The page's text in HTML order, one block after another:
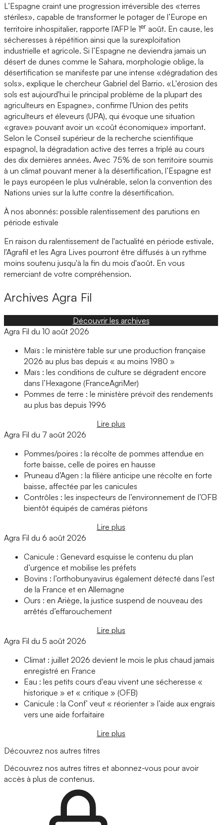
L’Espagne craint une progression irréversible des «terres
stériles», capable de transformer le potager de l’Europe en
territoire inhospitalier, rapporte l’AFP le 1er août. En cause, les
sécheresses à répétition ainsi que la surexploitation
industrielle et agricole. Si l’Espagne ne deviendra jamais un
désert de dunes comme le Sahara, morphologie oblige, la
désertification se manifeste par une intense «dégradation des
sols», explique le chercheur Gabriel del Barrio. «L'érosion des
sols est aujourd'hui le principal problème de la plupart des
agriculteurs en Espagne», confirme l'Union des petits
agriculteurs et éleveurs (UPA), qui évoque une situation
«grave» pouvant avoir un «coût économique» important.
Selon le Conseil supérieur de la recherche scientifique
espagnol, la dégradation active des terres a triplé au cours
des dix dernières années. Avec 75% de son territoire soumis
à un climat pouvant mener à la désertification, l’Espagne est
le pays européen le plus vulnérable, selon la convention des
Nations unies sur la lutte contre la désertification.
À nos abonnés: possible ralentissement des parutions en
période estivale
En raison du ralentissement de l'actualité en période estivale,
l'Agrafil et les Agra Lives pourront être diffusés à un rythme
moins soutenu jusqu'à la fin du mois d'août. En vous
remerciant de votre compréhension.
Archives Agra Fil
Découvrir les archives
Agra Fil du 10 août 2026
Maïs : le ministère table sur une production française
2026 au plus bas depuis « au moins 1980 »
Maïs : les conditions de culture se dégradent encore
dans l’Hexagone (FranceAgriMer)
Pommes de terre : le ministère prévoit des rendements
au plus bas depuis 1996
Lire plus
Agra Fil du 7 août 2026
Pommes/poires : la récolte de pommes attendue en
forte baisse, celle de poires en hausse
Pruneau d’Agen : la filière anticipe une récolte en forte
baisse, affectée par les canicules
Contrôles : les inspecteurs de l’environnement de l’OFB
bientôt équipés de caméras piétons
Lire plus
Agra Fil du 6 août 2026
Canicule : Genevard esquisse le contenu du plan
d’urgence et mobilise les préfets
Bovins : l’orthobunyavirus également détecté dans l’est
de la France et en Allemagne
Ours : en Ariège, la justice suspend de nouveau des
arrêtés d’effarouchement
Lire plus
Agra Fil du 5 août 2026
Climat : juillet 2026 devient le mois le plus chaud jamais
enregistré en France
Eau : les petits cours d'eau vivent une sécheresse «
historique » et « critique » (OFB)
Canicule : la Conf’ veut « réorienter » l’aide aux engrais
vers une aide forfaitaire
Lire plus
Découvrez nos autres titres
Découvrez nos autres titres et abonnez-vous pour avoir
accès à plus de contenus.